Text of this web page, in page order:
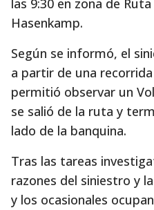
las 9:30 en zona de
Hasenkamp.
Según se informó, el
a partir de una
permitió observar un
se salió de la ruta y
lado de la banquina.
Tras las tareas
razones del siniestro y
y los ocasionales